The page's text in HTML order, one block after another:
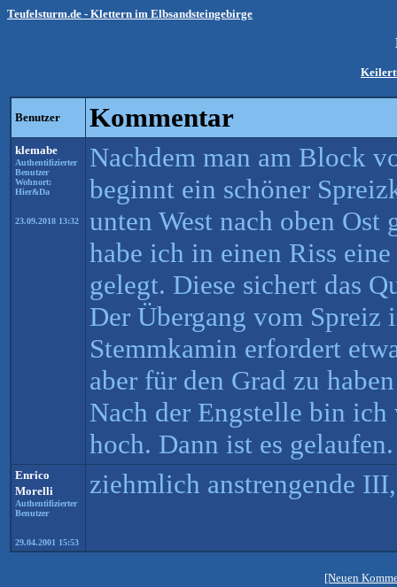
Teufelsturm.de - Klettern im Elbsandsteingebirge
Benutzer Kommentar
klemabe
Authentifizierter
Benutzer
Wohnort:
Hier&Da
23.09.2018 13:32
Nachdem man am Block
beginnt ein schöner
unten West nach oben
habe ich in einen Riss
gelegt. Diese sichert das
Der Übergang vom Spreiz
Stemmkamin erfordert
aber für den Grad zu
Nach der Engstelle bin
hoch. Dann ist es gelaufen.
Enrico
Morelli
Authentifizierter
Benutzer
29.04.2001 15:53
ziehmlich anstrengende
[Neuen